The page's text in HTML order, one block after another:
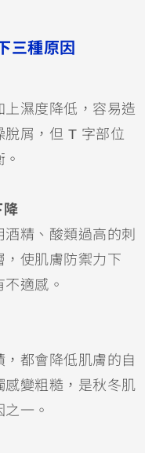
三種原因
濕度降低，容易造
脫屑，但 T 字部位
降
精、酸類過高的刺
，使肌膚防禦力下
適感。
都會降低肌膚的自
變粗糙，是秋冬肌
一。